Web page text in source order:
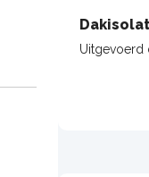
Uitgevoerd